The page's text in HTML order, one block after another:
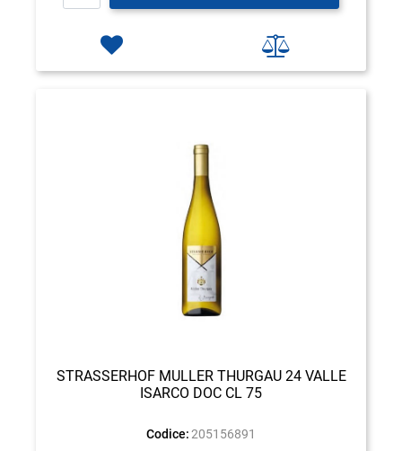
STRASSERHOF MULLER THURGAU 24 VALLE
ISARCO DOC CL 75
Codice: 205156891